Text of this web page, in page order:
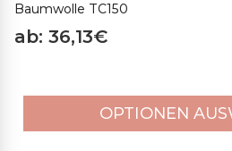
Baumwolle TC150
ab: 36,13€
OPTIONEN